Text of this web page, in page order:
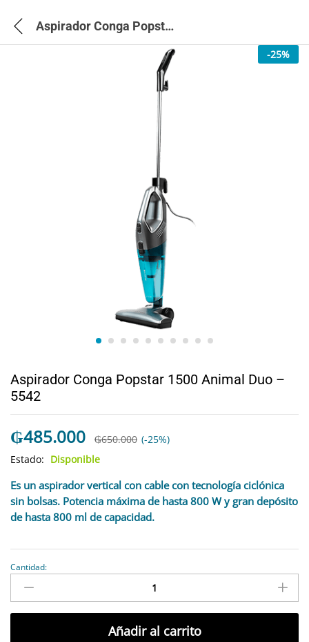
Aspirador Conga Popstar 1500 Animal Duo – 5542
-25%
Aspirador Conga Popstar 1500 Animal Duo –
5542
₲485.000 ₲650.000 (-25%)
Estado: Disponible
Es un aspirador vertical con cable con tecnología ciclónica
sin bolsas. Potencia máxima de hasta 800 W y gran depósito
de hasta 800 ml de capacidad.
antidad
Cantidad:
Añadir al carrito